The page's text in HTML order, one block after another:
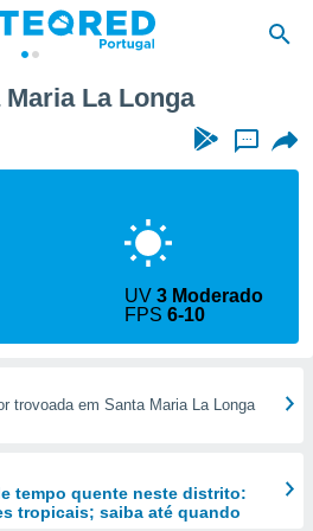
La Longa
...
UV3 Moderado
FPS6-10
trovoada em Santa Maria La Longa
tempo quente neste distrito:
tropicais; saiba até quando